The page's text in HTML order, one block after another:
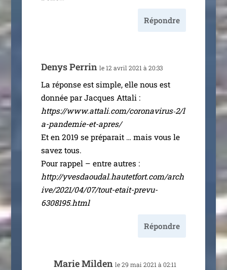
Répondre
Denys Perrin le 12 avril 2021 à 20:33
La réponse est simple, elle nous est
don­née par Jacques Attali :
https://www.attali.com/coronavirus‑2/l
a-pandemie-et-apres/
Et en 2019 se pré­pa­rait … mais vous le
savez tous.
Pour rap­pel – entre autres :
http://yvesdaoudal.hautetfort.com/arch
ive/2021/04/07/tout-etait-prevu-
6308195.html
Répondre
Marie Milden le 29 mai 2021 à 02:11